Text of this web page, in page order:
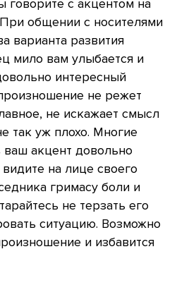
говорите с акцентом на
общении с носителями
варианта развития
мило вам улыбается и
интересный
не режет
не искажает смысл
так уж плохо. Многие
ваш акцент довольно
на лице своего
гримасу боли и
не терзать его
ситуацию. Возможно
и избавится